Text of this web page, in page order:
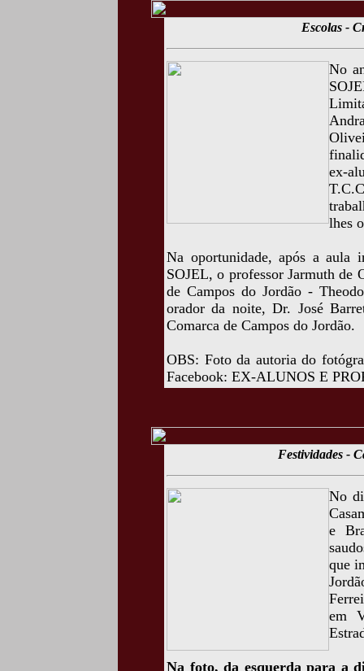
Escolas -
No
ex-
lhes
Na oportunidade, após a aula
SOJEL, o professor Jarmuth de
de Campos do Jordão -
orador da noite, Dr. José
Comarca de Campos do Jordão.
OBS: Foto da autoria do
Facebook: EX-ALUNOS E
Festividades -
No
e
que
em
Na foto, da esquerda para a